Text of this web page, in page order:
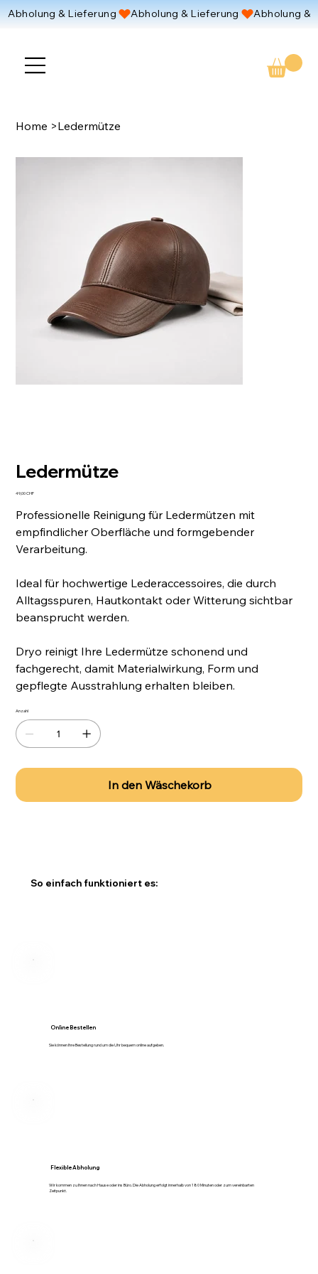
Abholung & Lieferung
Home >Ledermütze
Ledermütze
Preis
49,00 CHF
Professionelle Reinigung für Ledermützen mit
empfindlicher Oberfläche und formgebender
Verarbeitung.
Ideal für hochwertige Lederaccessoires, die durch
Alltagsspuren, Hautkontakt oder Witterung sichtbar
beansprucht werden.
Dryo reinigt Ihre Ledermütze schonend und
fachgerecht, damit Materialwirkung, Form und
gepflegte Ausstrahlung erhalten bleiben.
Anzahl
In den Wäschekorb
So einfach funktioniert es:
Online Bestellen
Sie können Ihre Bestellung rund um die Uhr bequem online aufgeben.
Flexible Abholung
Wir kommen zu Ihnen nach Hause oder ins Büro. Die Abholung erfolgt innerhalb von 180 Minuten oder zum vereinbarten
Zeitpunkt.